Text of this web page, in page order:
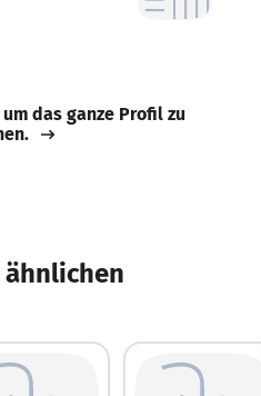
das ganze Profil zu